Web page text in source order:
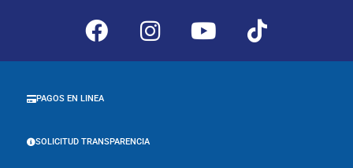
SOLICITUD TRANSPARENCIA
PAGOS EN LINEA